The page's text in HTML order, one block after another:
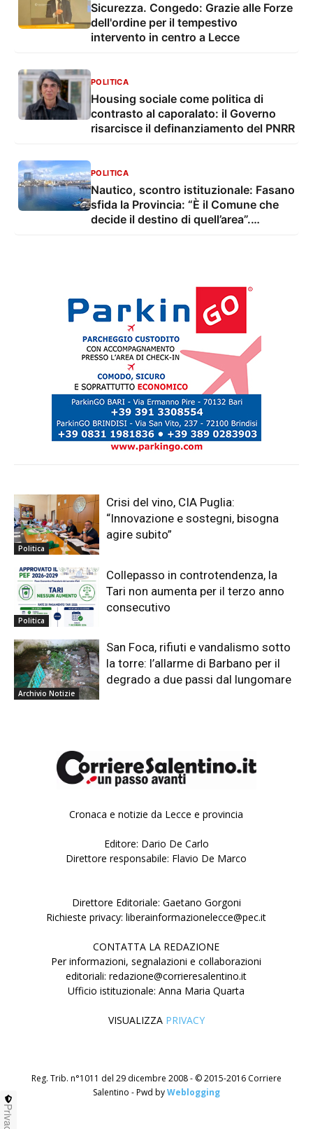
Sicurezza. Congedo: Grazie alle Forze
dell'ordine per il tempestivo
intervento in centro a Lecce
POLITICA
Housing sociale come politica di
contrasto al caporalato: il Governo
risarcisce il definanziamento del PNRR
POLITICA
Nautico, scontro istituzionale: Fasano
sfida la Provincia: “È il Comune che
decide il destino di quell’area”.
Politica
Crisi del vino, CIA Puglia:
“Innovazione e sostegni, bisogna
agire subito”
Politica
Collepasso in controtendenza, la
Tari non aumenta per il terzo anno
consecutivo
Archivio Notizie
San Foca, rifiuti e vandalismo sotto
la torre: l’allarme di Barbano per il
degrado a due passi dal lungomare
Cronaca e notizie da Lecce e provincia
Editore: Dario De Carlo
Direttore responsabile: Flavio De Marco
Direttore Editoriale: Gaetano Gorgoni
Richieste privacy: liberainformazionelecce@pec.it
CONTATTA LA REDAZIONE
Per informazioni, segnalazioni e collaborazioni
editoriali: redazione@corrieresalentino.it
Ufficio istituzionale: Anna Maria Quarta
VISUALIZZA PRIVACY
Reg. Trib. n°1011 del 29 dicembre 2008 - © 2015-2016 Corriere
Salentino - Pwd byWeblogging
Privacy